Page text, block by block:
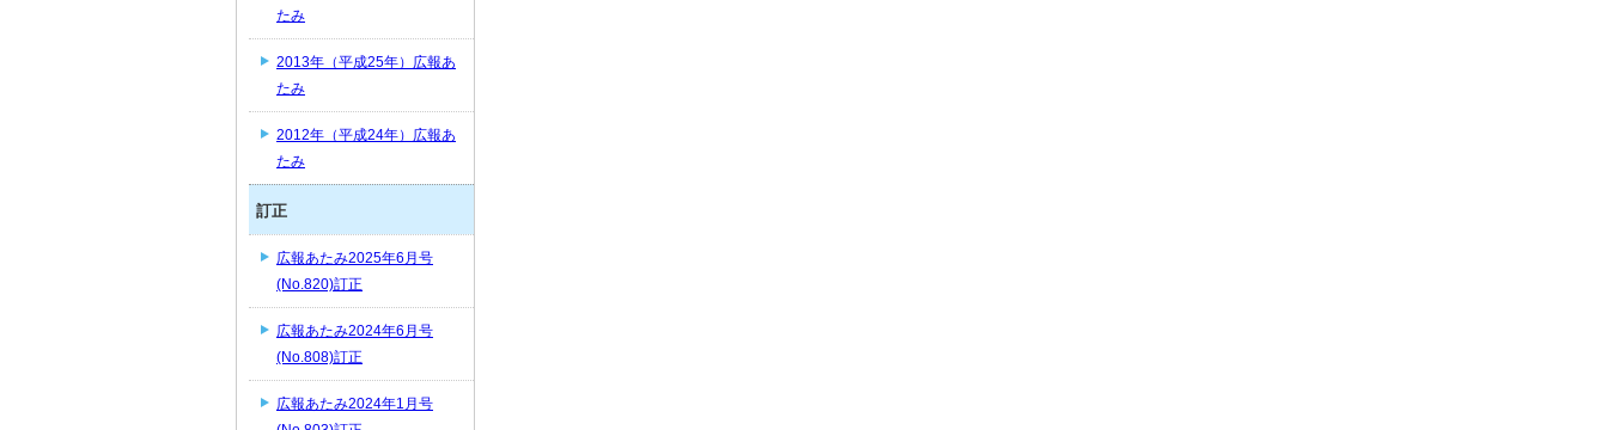
たみ
2013年（平成25年）広報あ
たみ
2012年（平成24年）広報あ
たみ
訂正
広報あたみ2025年6月号
(No.820)訂正
広報あたみ2024年6月号
(No.808)訂正
広報あたみ2024年1月号